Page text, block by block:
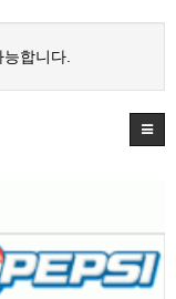
합니다.